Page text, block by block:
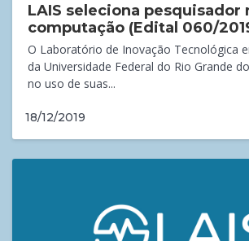
LAIS seleciona pesquisador
computação (Edital 060/
O Laboratório de Inovação Tecnológica
da Universidade Federal do Rio Grande
no uso de suas...
18/12/2019